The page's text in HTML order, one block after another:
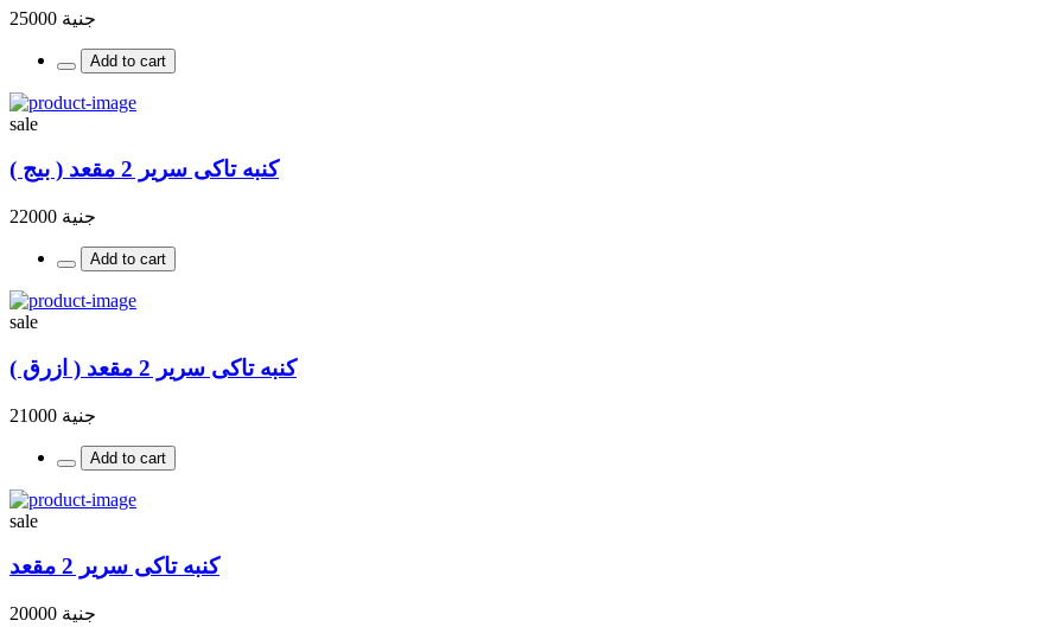
جنية 25000
Add to cart
sale
كنبه تاكى سرير 2 مقعد ( بيج )
جنية 22000
Add to cart
sale
كنبه تاكى سرير 2 مقعد ( ازرق )
جنية 21000
Add to cart
sale
كنبه تاكى سرير 2 مقعد
جنية 20000